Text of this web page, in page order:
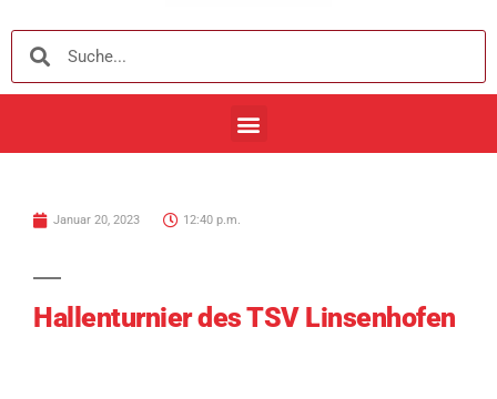
Januar 20, 2023 12:40 p.m.
Hallenturnier des TSV Linsenhofen